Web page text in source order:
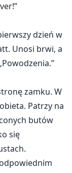
dzień w
Unosi brwi, a
zamku. W
Patrzy na
butów
się